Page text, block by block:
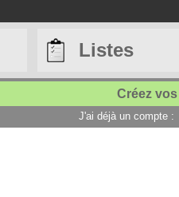
Listes
Créez
J'ai déjà un compte :